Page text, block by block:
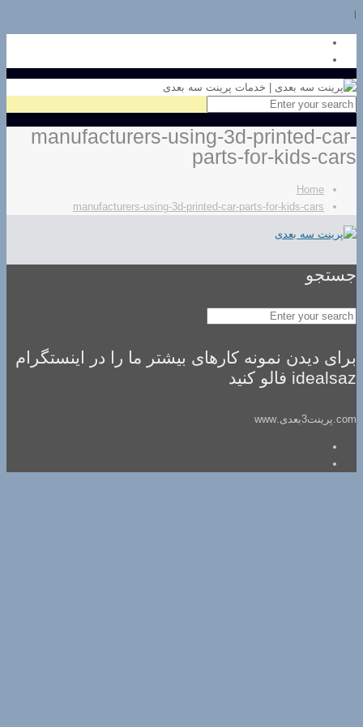
manufacturers-using-3d-printed-car-
parts-for-kids-cars
Home
manufacturers-using-3d-printed-car-parts-for-kids-cars
جستجو
برای دیدن نمونه کارهای بیشتر ما را در اینستگرام
idealsaz فالو کنید
com.پرینت3بعدی.www